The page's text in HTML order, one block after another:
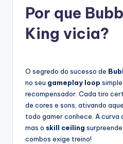
Por que
King vicia?
O segredo do sucesso de
no seu gameplay loop
recompensador. Cada tiro
de cores e sons, ativando
todo gamer conhece. A curva
mas o skill ceiling
combos exige treino!